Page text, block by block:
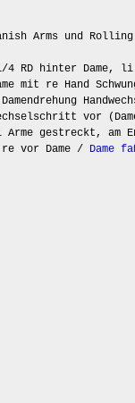
Arms und
RD hinter Dame, li
Schwung
vor
gestreckt, am
vor Dame / Dame